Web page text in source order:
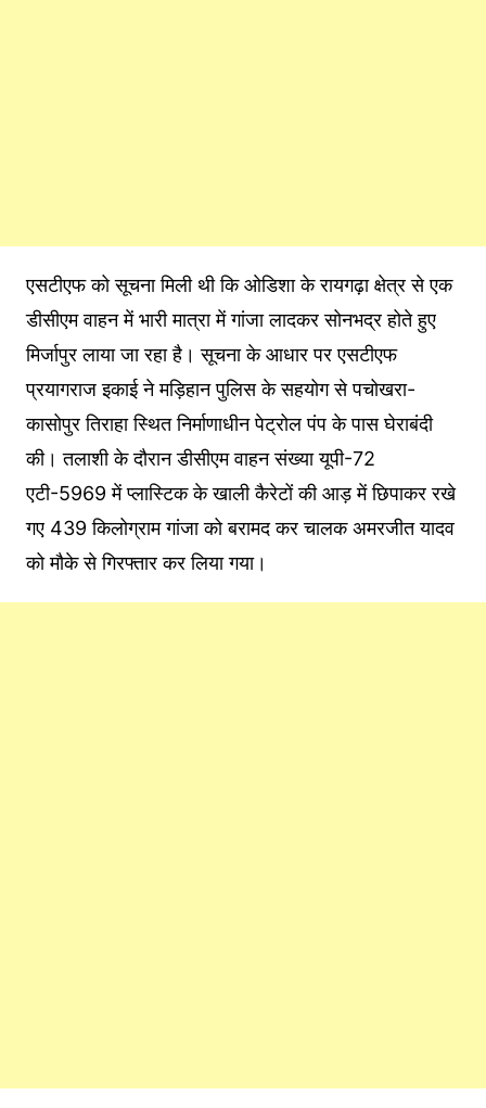
एसटीएफ को सूचना मिली थी कि ओडिशा के रायगढ़ा क्षेत्र से एक
डीसीएम वाहन में भारी मात्रा में गांजा लादकर सोनभद्र होते हुए
मिर्जापुर लाया जा रहा है। सूचना के आधार पर एसटीएफ
प्रयागराज इकाई ने मड़िहान पुलिस के सहयोग से पचोखरा-
कासोपुर तिराहा स्थित निर्माणाधीन पेट्रोल पंप के पास घेराबंदी
की। तलाशी के दौरान डीसीएम वाहन संख्या यूपी-72
एटी-5969 में प्लास्टिक के खाली कैरेटों की आड़ में छिपाकर रखे
गए 439 किलोग्राम गांजा को बरामद कर चालक अमरजीत यादव
को मौके से गिरफ्तार कर लिया गया।